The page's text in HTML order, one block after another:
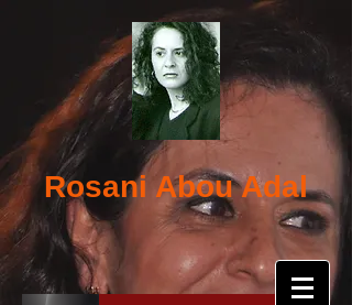
Rosani Abou Adal